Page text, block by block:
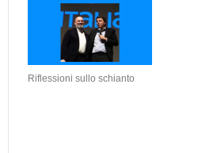
Riflessioni sullo schianto